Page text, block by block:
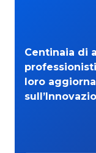
Centinaia di
loro